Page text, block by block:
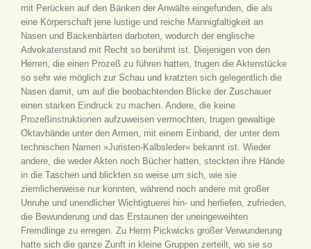
mit Perücken auf den Bänken der Anwälte eingefunden, die als
eine Körperschaft jene lustige und reiche Mannigfaltigkeit an
Nasen und Backenbärten darboten, wodurch der englische
Advokatenstand mit Recht so berühmt ist. Diejenigen von den
Herren, die einen Prozeß zu führen hatten, trugen die Aktenstücke
so sehr wie möglich zur Schau und kratzten sich gelegentlich die
Nasen damit, um auf die beobachtenden Blicke der Zuschauer
einen starken Eindruck zu machen. Andere, die keine
Prozeßinstruktionen aufzuweisen vermochten, trugen gewaltige
Oktavbände unter den Armen, mit einem Einband, der unter dem
technischen Namen »Juristen-Kalbsleder« bekannt ist. Wieder
andere, die weder Akten noch Bücher hatten, steckten ihre Hände
in die Taschen und blickten so weise um sich, wie sie
ziemlicherweise nur konnten, während noch andere mit großer
Unruhe und unendlicher Wichtigtuerei hin- und herliefen, zufrieden,
die Bewunderung und das Erstaunen der uneingeweihten
Fremdlinge zu erregen. Zu Herrn Pickwicks großer Verwunderung
hatte sich die ganze Zunft in kleine Gruppen zerteilt, wo sie so